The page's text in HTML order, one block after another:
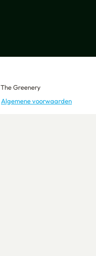
The Greenery
Algemene voorwaarden